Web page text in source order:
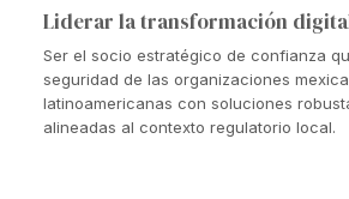
Liderar la transformación
Ser el socio estratégico de confianza
seguridad de las organizaciones
latinoamericanas con soluciones
alineadas al contexto regulatorio local.